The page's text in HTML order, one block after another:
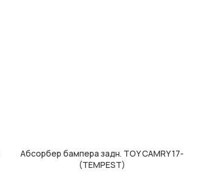
ЧИТАТИ ДАЛІ
Абсорбер бампера задн. TOY CAMRY 17-
(TEMPEST)